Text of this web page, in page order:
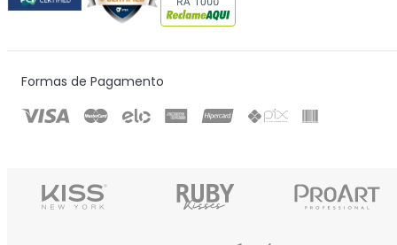
Formas de Pagamento